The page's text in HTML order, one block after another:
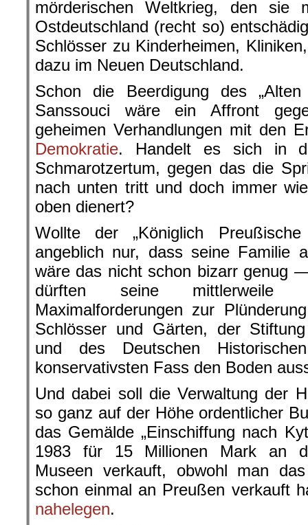
mörderischen Weltkrieg, den sie
Ostdeutschland (recht so)
Schlösser zu Kinderheimen,
dazu im Neuen Deutschland.
Schon die Beerdigung des
Sanssouci wäre ein Affront
geheimen Verhandlungen mit den
Demokratie. Handelt es sich in
Schmarotzertum, gegen das die
nach unten tritt und doch immer
oben dienert?
Wollte der „Königlich Preußische
angeblich nur, dass seine
wäre das nicht schon bizarr genug
dürften seine mittlerweile
Maximalforderungen zur
Schlösser und Gärten, der
und des Deutschen
konservativsten Fass den Boden
Und dabei soll die Verwaltung der
so ganz auf der Höhe ordentlicher
das Gemälde „Einschiffung nach
1983 für 15 Millionen Mark an
Museen verkauft, obwohl man
schon einmal an Preußen verkauft
nahelegen.